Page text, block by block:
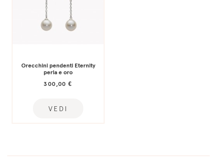
Orecchini pendenti Eternity
perla e oro
300,00 €
VEDI